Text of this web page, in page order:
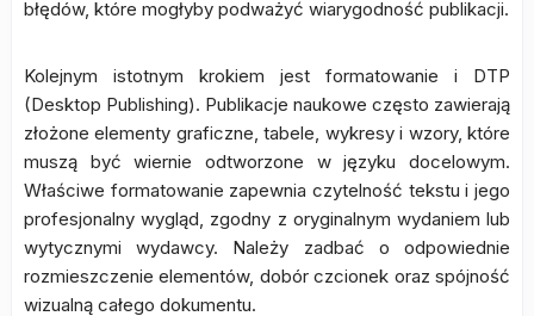
błędów, które mogłyby podważyć wiarygodność publikacji.
Kolejnym istotnym krokiem jest formatowanie i DTP
(Desktop Publishing). Publikacje naukowe często zawierają
złożone elementy graficzne, tabele, wykresy i wzory, które
muszą być wiernie odtworzone w języku docelowym.
Właściwe formatowanie zapewnia czytelność tekstu i jego
profesjonalny wygląd, zgodny z oryginalnym wydaniem lub
wytycznymi wydawcy. Należy zadbać o odpowiednie
rozmieszczenie elementów, dobór czcionek oraz spójność
wizualną całego dokumentu.